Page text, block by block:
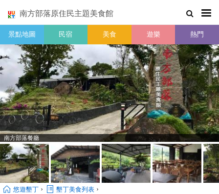
南方部落原住民主題美食館
景點地圖 民宿 美食 遊樂 熱門
南方部落餐廳
悠遊墾丁 › 墾丁美食列表 ›